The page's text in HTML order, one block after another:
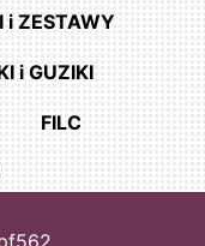
i ZESTAWY
i GUZIKI
FILC